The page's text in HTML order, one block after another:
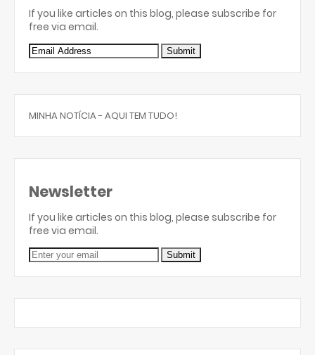
If you like articles on this blog, please subscribe for
free via email.
MINHA NOTÍCIA - AQUI TEM TUDO!
Newsletter
If you like articles on this blog, please subscribe for
free via email.